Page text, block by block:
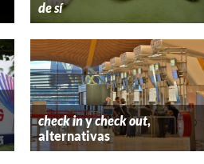
de sí
check inycheck out,
alternativas